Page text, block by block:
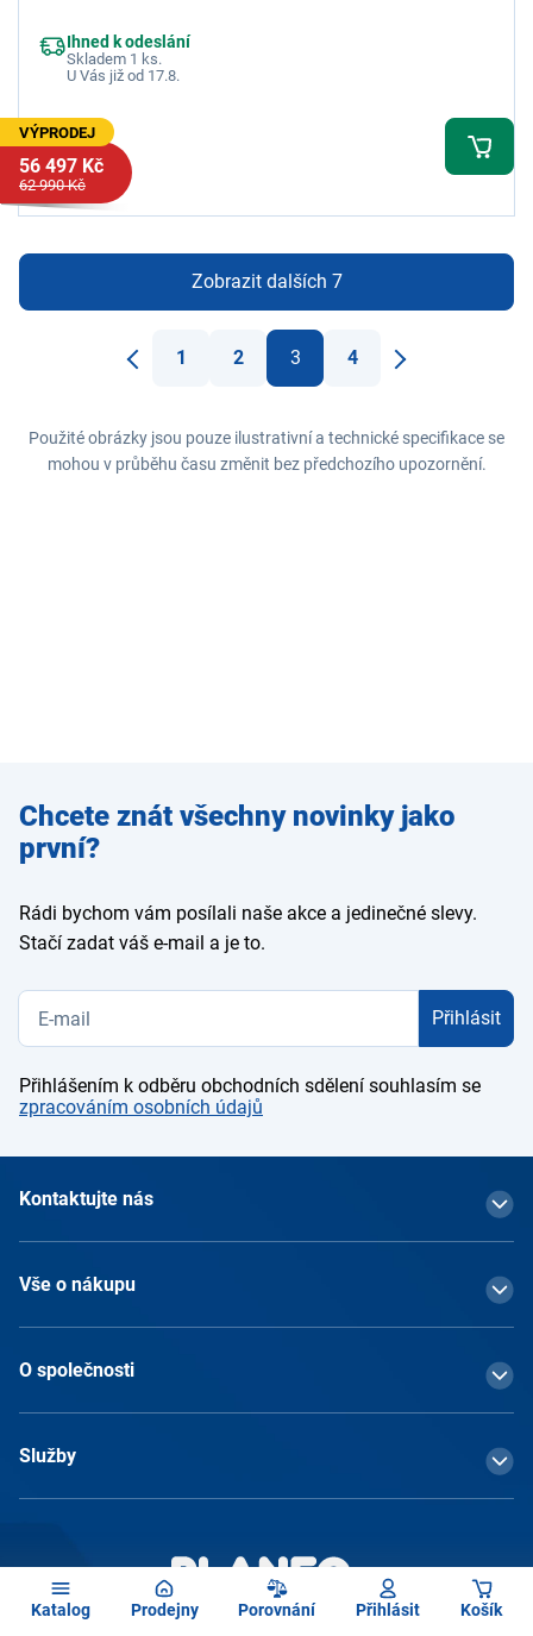
Katalog Prodejny Porovnání Přihlásit Košík
Ihned k odeslání
Skladem 1 ks.
U Vás již od 17.8.
VÝPRODEJ
56 497 Kč
62 990 Kč
Zobrazit dalších 7
1 2 3
4
Použité obrázky jsou pouze ilustrativní a technické specifikace se
mohou v průběhu času změnit bez předchozího upozornění.
Zadejte
e-mail
Chcete znát všechny novinky jako
první?
Rádi bychom vám posílali naše akce a jedinečné slevy.
Stačí zadat váš e-mail a je to.
Přihlásit
Přihlášením k odběru obchodních sdělení souhlasím se
zpracováním osobních údajů
Kontaktujte nás
Vše o nákupu
O společnosti
Služby